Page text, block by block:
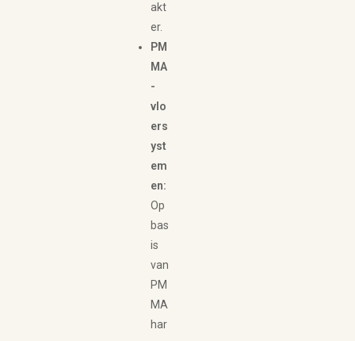
akt
er.
PM
MA
-
vlo
ers
yst
em
en:
Op
bas
is
van
PM
MA
har